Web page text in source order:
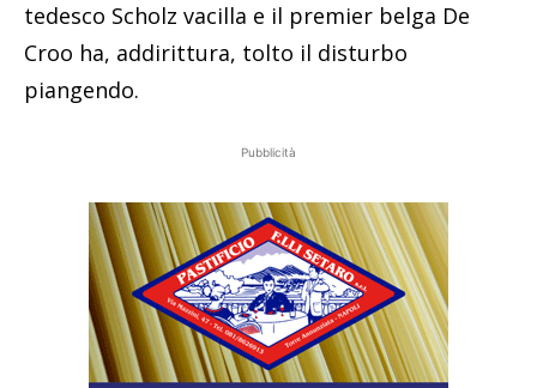
tedesco Scholz vacilla e il premier belga De
Croo ha, addirittura, tolto il disturbo
piangendo.
Pubblicità